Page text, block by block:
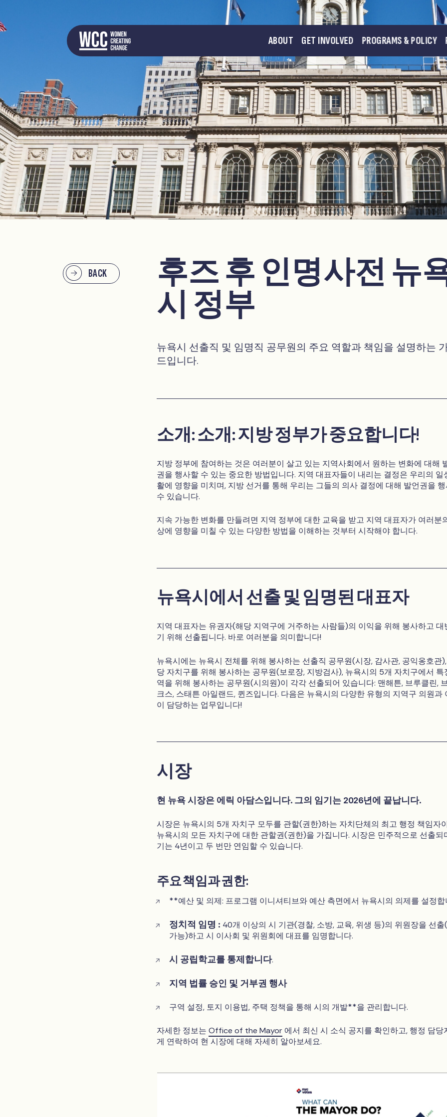
ABOUT GET INVOLVED PROGRAMS & POLICY
BACK
후즈 후 인명사전 뉴
시 정부
뉴욕시 선출직 및 임명직 공무원의 주요 역할과 책임을 설명하는
드입니다.
소개: 소개: 지방 정부가 중요합니다!
지방 정부에 참여하는 것은 여러분이 살고 있는 지역사회에서 원하는 변화에 대해
권을 행사할 수 있는 중요한 방법입니다. 지역 대표자들이 내리는 결정은 우리의 일
활에 영향을 미치며, 지방 선거를 통해 우리는 그들의 의사 결정에 대해 발언권을
수 있습니다.
지속 가능한 변화를 만들려면 지역 정부에 대한 교육을 받고 지역 대표자가 여러분
상에 영향을 미칠 수 있는 다양한 방법을 이해하는 것부터 시작해야 합니다.
뉴욕시에서 선출 및 임명된 대표자
지역 대표자는 유권자(해당 지역구에 거주하는 사람들)의 이익을 위해 봉사하고 대
기 위해 선출됩니다. 바로 여러분을 의미합니다!
뉴욕시에는 뉴욕시 전체를 위해 봉사하는 선출직 공무원(시장, 감사관, 공익옹호관
당 자치구를 위해 봉사하는 공무원(보로장, 지방검사), 뉴욕시의 5개 자치구에서 특
역을 위해 봉사하는 공무원(시의원)이 각각 선출되어 있습니다: 맨해튼, 브루클린,
크스, 스태튼 아일랜드, 퀸즈입니다. 다음은 뉴욕시의 다양한 유형의 지역구 의원과
이 담당하는 업무입니다!
시장
현 뉴욕 시장은 에릭 아담스입니다. 그의 임기는 2026년에 끝납니다.
시장은 뉴욕시의 5개 자치구 모두를 관할(권한)하는 자치단체의 최고 행정 책임자
뉴욕시의 모든 자치구에 대한 관할권(권한)을 가집니다. 시장은 민주적으로 선출되
기는 4년이고 두 번만 연임할 수 있습니다.
주요 책임과 권한:
**예산 및 의제: 프로그램 이니셔티브와 예산 측면에서 뉴욕시의 의제를 설정합
정치적 임명 : 40개 이상의 시 기관(경찰, 소방, 교육, 위생 등)의 위원장을 선출
가능)하고 시 이사회 및 위원회에 대표를 임명합니다.
시 공립학교를 통제합니다.
지역 법률 승인 및 거부권 행사
구역 설정, 토지 이용법, 주택 정책을 통해 시의 개발**을 관리합니다.
자세한 정보는 Office of the Mayor에서 최신 시 소식 공지를 확인하고, 행정 담당
게 연락하여 현 시장에 대해 자세히 알아보세요.